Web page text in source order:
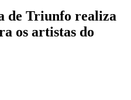
de Triunfo realiza
os artistas do